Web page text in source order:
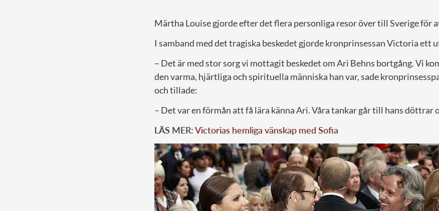
Märtha Louise gjorde efter det flera personliga resor över till Sverige för
I samband med det tragiska beskedet gjorde kronprinsessan Victoria ett
– Det är med stor sorg vi mottagit beskedet om Ari Behns bortgång. Vi
den varma, hjärtliga och spirituella människa han var, sade
och tillade:
– Det var en förmån att få lära känna Ari. Våra tankar går till hans döttrar
LÄS MER:Victorias hemliga vänskap med Sofia